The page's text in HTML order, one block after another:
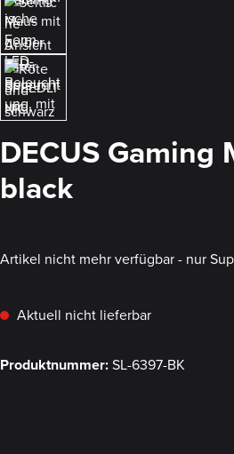
DECUS Gaming
black
Artikel nicht mehr verfügbar - nur
Aktuell nicht lieferbar
Produktnummer:SL-6397-BK